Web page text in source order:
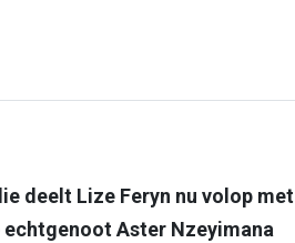
deelt Lize Feryn nu volop met
Aster Nzeyimana